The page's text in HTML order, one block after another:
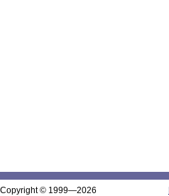
Copyright © 1999—2026